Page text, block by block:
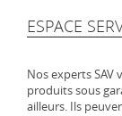
ESPACE
Nos experts
produits sous
ailleurs. Ils